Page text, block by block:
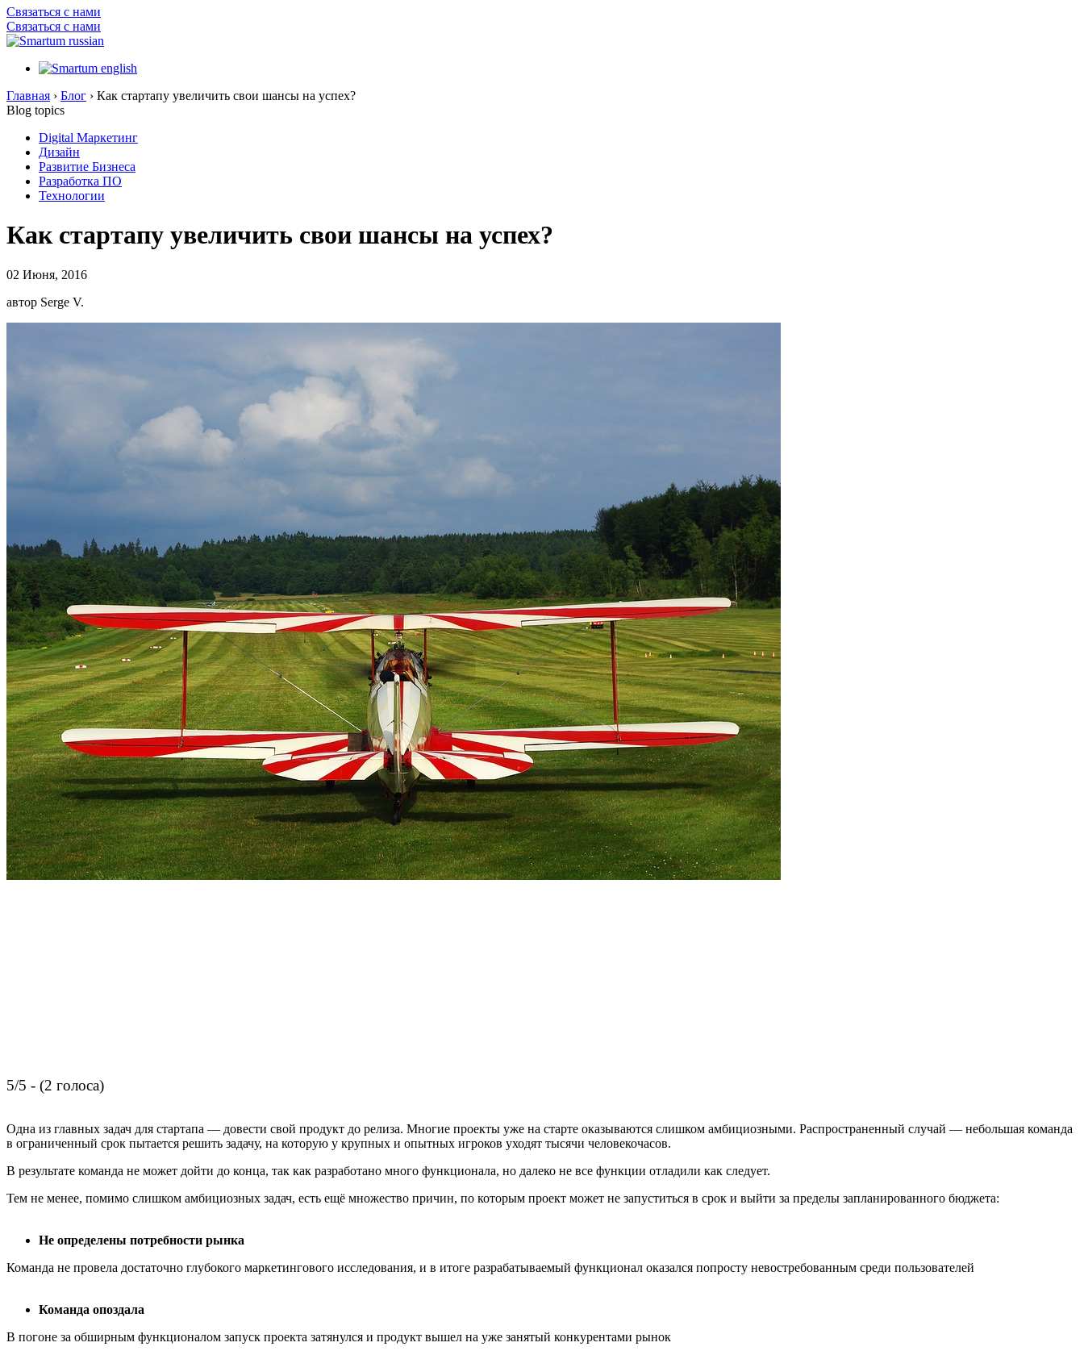
Связаться с нами
Связаться с нами
Главная › Блог › Как стартапу увеличить свои шансы на успех?
Blog topics
Digital Маркетинг
Дизайн
Развитие Бизнеса
Разработка ПО
Технологии
Как стартапу увеличить свои шансы на успех?
02 Июня, 2016
автор Serge V.
5/5 - (2 голоса)
Одна из главных задач для стартапа — довести свой продукт до релиза. Многие проекты уже на старте оказываются слишком амбициозными. Распространенный случай — небольшая команда
в ограниченный срок пытается решить задачу, на которую у крупных и опытных игроков уходят тысячи человекочасов.
В результате команда не может дойти до конца, так как разработано много функционала, но далеко не все функции отладили как следует.
Тем не менее, помимо слишком амбициозных задач, есть ещё множество причин, по которым проект может не запуститься в срок и выйти за пределы запланированного бюджета:
Не определены потребности рынка
Команда не провела достаточно глубокого маркетингового исследования, и в итоге разрабатываемый функционал оказался попросту невостребованным среди пользователей
Команда опоздала
В погоне за обширным функционалом запуск проекта затянулся и продукт вышел на уже занятый конкурентами рынок